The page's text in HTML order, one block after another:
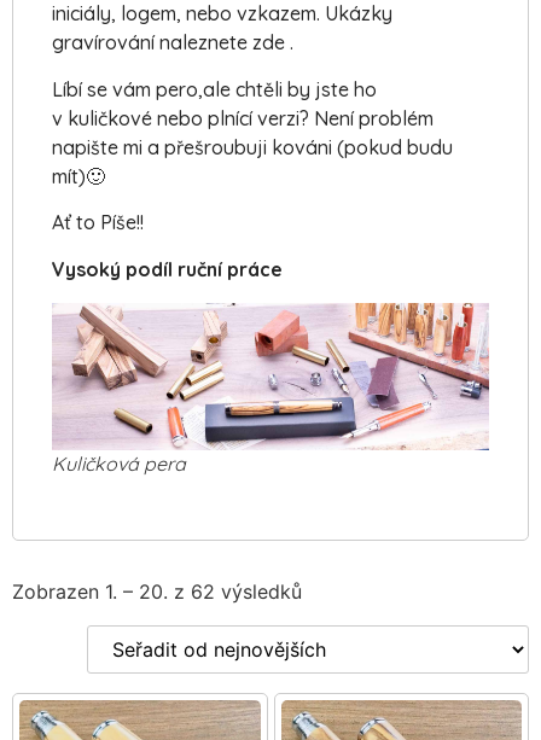
iniciály, logem, nebo vzkazem. Ukázky
gravírování naleznete zde .
Líbí se vám pero,ale chtěli by jste ho
v kuličkové nebo plnící verzi? Není problém
napište mi a přešroubuji kováni (pokud budu
mít)🙂
Ať to Píše!!
Vysoký podíl ruční práce
Kuličková pera
Zobrazen 1. – 20. z 62 výsledků